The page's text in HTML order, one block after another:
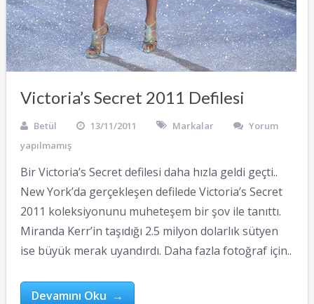
Victoria’s Secret 2011 Defilesi
Betül 13/11/2011 Markalar
Yorum
yapılmamış
Bir Victoria’s Secret defilesi daha hızla geldi geçti..
New York’da gerçekleşen defilede Victoria’s Secret
2011 koleksiyonunu muheteşem bir şov ile tanıttı.
Miranda Kerr’in taşıdığı 2.5 milyon dolarlık sütyen
ise büyük merak uyandırdı. Daha fazla fotoğraf için..
Devamını Oku →